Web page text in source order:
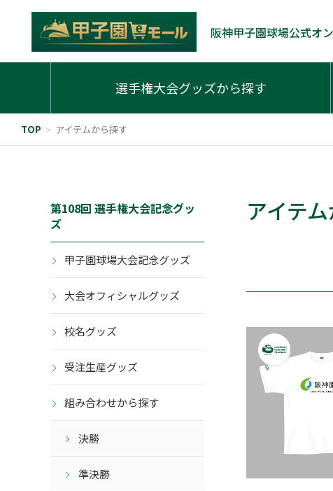
阪神甲子園球場公式オ
選手権大会グッズから探す
TOP > アイテムから探す
第108回 選手権大会記念グッ
ズ
甲子園球場大会記念グッズ
大会オフィシャルグッズ
校名グッズ
受注生産グッズ
組み合わせから探す
決勝
準決勝
アイテ